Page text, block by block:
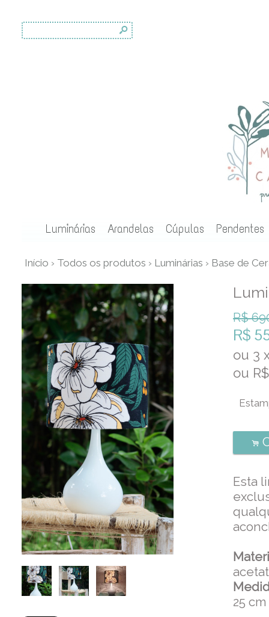
s
Luminárias Arandelas Cúpulas Pendentes
Início › Todos os produtos › Luminárias › Base de
R$
R$
ou 3
ou
.
Esta
25